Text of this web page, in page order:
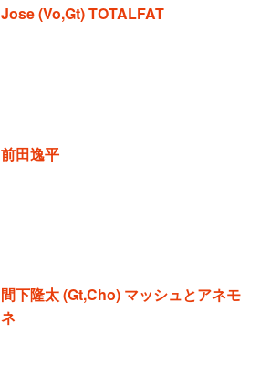
Jose (Vo,Gt) TOTALFAT
前田逸平
間下隆太 (Gt,Cho) マッシュとアネモ
ネ